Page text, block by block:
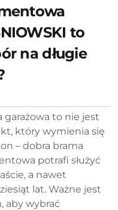
to
na długie
garażowa to nie jest
który wymienia się
– dobra brama
potrafi służyć
a nawet
lat. Ważne jest
aby wybrać